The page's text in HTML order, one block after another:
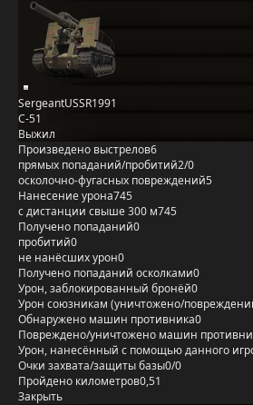
SergeantUSSR1991
С-51
Выжил
Произведено выстрелов6
прямых попаданий/пробитий2/0
осколочно-фугасных повреждений5
Нанесение урона745
с дистанции свыше 300 м745
Получено попаданий0
пробитий0
не нанёсших урон0
Получено попаданий осколками0
Урон, заблокированный бронёй0
Урон союзникам (уничтожено/
Обнаружено машин противника0
Повреждено/уничтожено машин
Урон, нанесённый с помощью данного
Очки захвата/защиты базы0/0
Пройдено километров0,51
Закрыть